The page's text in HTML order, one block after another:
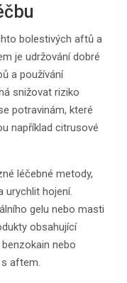
bolestivých aftů a
je udržování dobré
a používání
snižovat riziko
potravinám, které
například citrusové
léčebné metody,
urychlit hojení.
gelu nebo masti
obsahující
nebo
aftem.